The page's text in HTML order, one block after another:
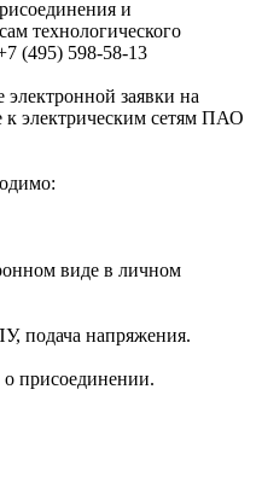
и
технологического
(495) 598-58-13
заявки на
к электрическим сетям ПАО
виде в личном
подача напряжения.
присоединении.